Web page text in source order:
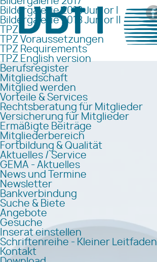
Bildergalerie 2018 Junior I
Bildergalerie 2018 Junior II
TPZ
TPZ Voraussetzungen
TPZ Requirements
TPZ English version
Berufsregister
Mitgliedschaft
Mitglied werden
Vorteile & Services
Rechtsberatung für Mitglieder
Versicherung für Mitglieder
Ermäßigte Beiträge
Mitgliederbereich
Fortbildung & Qualität
Aktuelles / Service
GEMA - Aktuelles
News und Termine
Newsletter
Bankverbindung
Suche & Biete
Angebote
Gesuche
Inserat einstellen
Schriftenreihe - Kleiner Leitfaden
Kontakt